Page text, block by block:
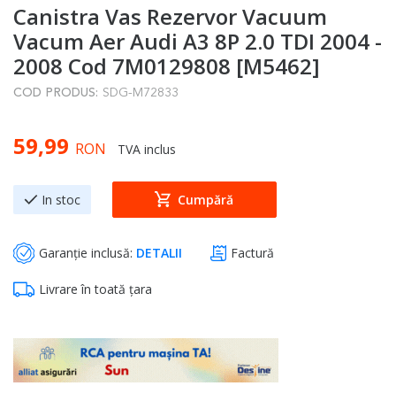
to
the
beginning
of
the
gallery
Canistra Vas Rezervor Vacuum
Vacum Aer Audi A3 8P 2.0 TDI 2004 -
2008 Cod 7M0129808 [M5462]
COD PRODUS: SDG-M72833
59,99 RON TVA inclus
In stoc Cumpără
Garanție inclusă: DETALII Factură
Livrare în toată țara